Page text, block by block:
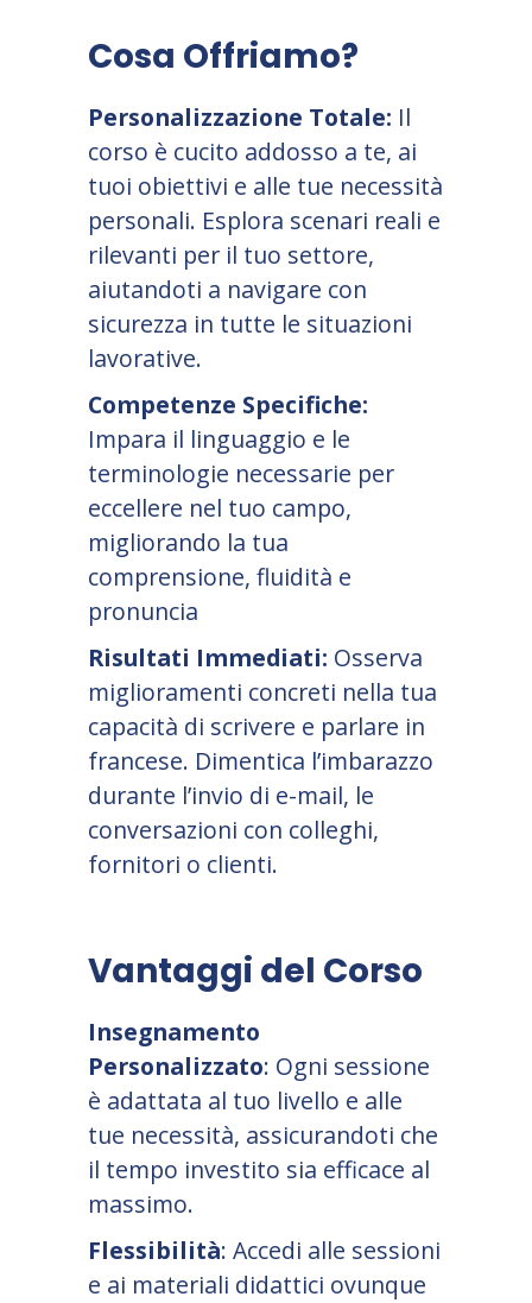
Cosa Offriamo?
Personalizzazione Totale: Il
corso è cucito addosso a te, ai
tuoi obiettivi e alle tue necessità
personali. Esplora scenari reali e
rilevanti per il tuo settore,
aiutandoti a navigare con
sicurezza in tutte le situazioni
lavorative.
Competenze Specifiche:
Impara il linguaggio e le
terminologie necessarie per
eccellere nel tuo campo,
migliorando la tua
comprensione, fluidità e
pronuncia
Risultati Immediati: Osserva
miglioramenti concreti nella tua
capacità di scrivere e parlare in
francese. Dimentica l’imbarazzo
durante l’invio di e-mail, le
conversazioni con colleghi,
fornitori o clienti.
Vantaggi del Corso
Insegnamento
Personalizzato: Ogni sessione
è adattata al tuo livello e alle
tue necessità, assicurandoti che
il tempo investito sia efficace al
massimo.
Flessibilità: Accedi alle sessioni
e ai materiali didattici ovunque